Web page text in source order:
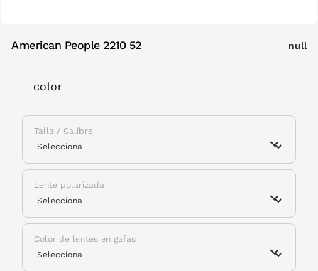
American People 2210 52 null
color
Talla / Calibre
Lente polarizada
Color de lentes en gafas